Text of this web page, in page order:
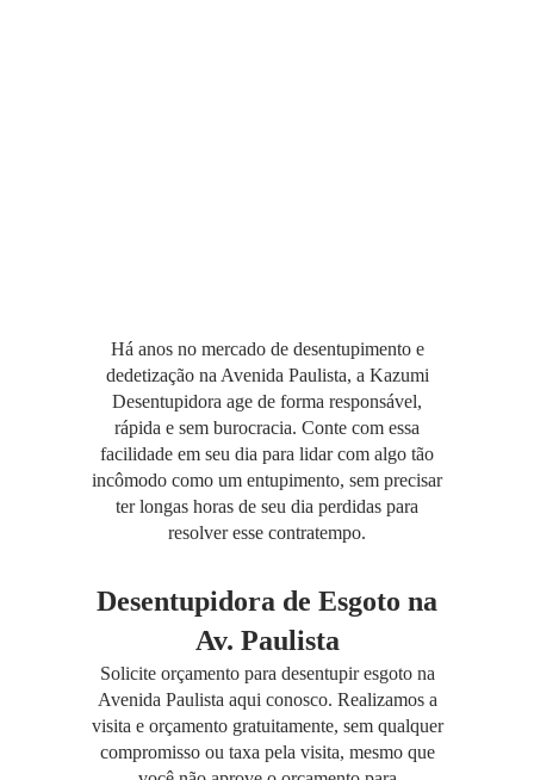
Há anos no mercado de desentupimento e
dedetização na Avenida Paulista, a Kazumi
Desentupidora age de forma responsável,
rápida e sem burocracia. Conte com essa
facilidade em seu dia para lidar com algo tão
incômodo como um entupimento, sem precisar
ter longas horas de seu dia perdidas para
resolver esse contratempo.
Desentupidora de Esgoto na
Av. Paulista
Solicite orçamento para desentupir esgoto na
Avenida Paulista aqui conosco. Realizamos a
visita e orçamento gratuitamente, sem qualquer
compromisso ou taxa pela visita, mesmo que